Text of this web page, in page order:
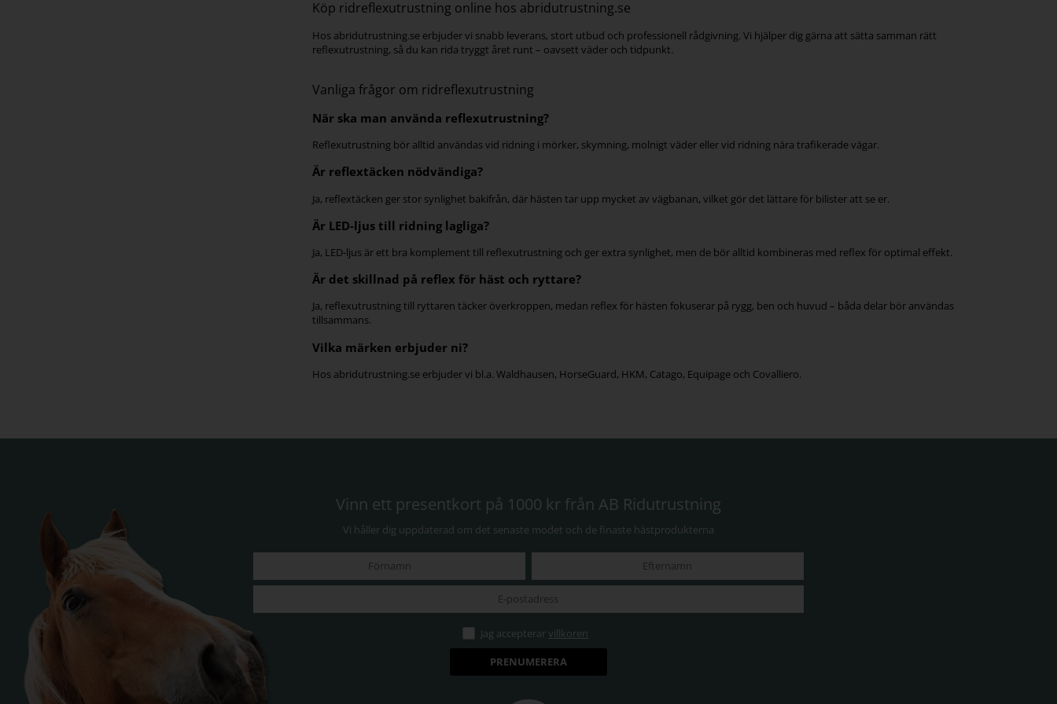
Köp ridreflexutrustning online hos abridutrustning.se
Hos abridutrustning.se erbjuder vi snabb leverans, stort utbud och professionell rådgivning. Vi hjälper dig gärna att sätta samman rätt
reflexutrustning, så du kan rida tryggt året runt – oavsett väder och tidpunkt.
Vanliga frågor om ridreflexutrustning
När ska man använda reflexutrustning?
Reflexutrustning bör alltid användas vid ridning i mörker, skymning, molnigt väder eller vid ridning nära trafikerade vägar.
Är reflextäcken nödvändiga?
Ja, reflextäcken ger stor synlighet bakifrån, där hästen tar upp mycket av vägbanan, vilket gör det lättare för bilister att se er.
Är LED-ljus till ridning lagliga?
Ja, LED-ljus är ett bra komplement till reflexutrustning och ger extra synlighet, men de bör alltid kombineras med reflex för optimal effekt.
Är det skillnad på reflex för häst och ryttare?
Ja, reflexutrustning till ryttaren täcker överkroppen, medan reflex för hästen fokuserar på rygg, ben och huvud – båda delar bör användas
tillsammans.
Vilka märken erbjuder ni?
Hos abridutrustning.se erbjuder vi bl.a. Waldhausen, HorseGuard, HKM, Catago, Equipage och Covalliero.
Vinn ett presentkort på 1000 kr från AB Ridutrustning
Vi håller dig uppdaterad om det senaste modet och de finaste hästprodukterna
Jag accepterarvillkoren